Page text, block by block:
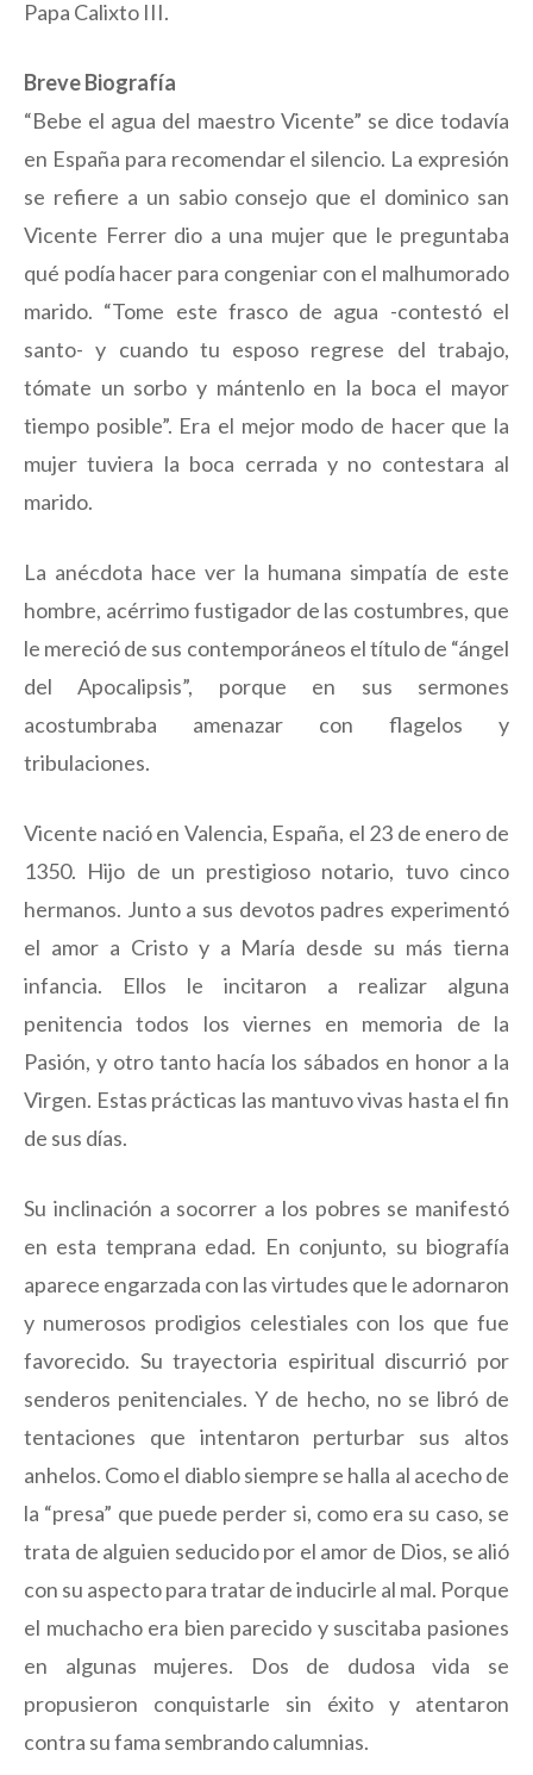
Papa Calixto III.
Breve Biografía
“Bebe el agua del maestro Vicente” se dice todavía
en España para recomendar el silencio. La expresión
se refiere a un sabio consejo que el dominico san
Vicente Ferrer dio a una mujer que le preguntaba
qué podía hacer para congeniar con el malhumorado
marido. “Tome este frasco de agua -contestó el
santo- y cuando tu esposo regrese del trabajo,
tómate un sorbo y mántenlo en la boca el mayor
tiempo posible”. Era el mejor modo de hacer que la
mujer tuviera la boca cerrada y no contestara al
marido.
La anécdota hace ver la humana simpatía de este
hombre, acérrimo fustigador de las costumbres, que
le mereció de sus contemporáneos el título de “ángel
del Apocalipsis”, porque en sus sermones
acostumbraba amenazar con flagelos y
tribulaciones.
Vicente nació en Valencia, España, el 23 de enero de
1350. Hijo de un prestigioso notario, tuvo cinco
hermanos. Junto a sus devotos padres experimentó
el amor a Cristo y a María desde su más tierna
infancia. Ellos le incitaron a realizar alguna
penitencia todos los viernes en memoria de la
Pasión, y otro tanto hacía los sábados en honor a la
Virgen. Estas prácticas las mantuvo vivas hasta el fin
de sus días.
Su inclinación a socorrer a los pobres se manifestó
en esta temprana edad. En conjunto, su biografía
aparece engarzada con las virtudes que le adornaron
y numerosos prodigios celestiales con los que fue
favorecido. Su trayectoria espiritual discurrió por
senderos penitenciales. Y de hecho, no se libró de
tentaciones que intentaron perturbar sus altos
anhelos. Como el diablo siempre se halla al acecho de
la “presa” que puede perder si, como era su caso, se
trata de alguien seducido por el amor de Dios, se alió
con su aspecto para tratar de inducirle al mal. Porque
el muchacho era bien parecido y suscitaba pasiones
en algunas mujeres. Dos de dudosa vida se
propusieron conquistarle sin éxito y atentaron
contra su fama sembrando calumnias.